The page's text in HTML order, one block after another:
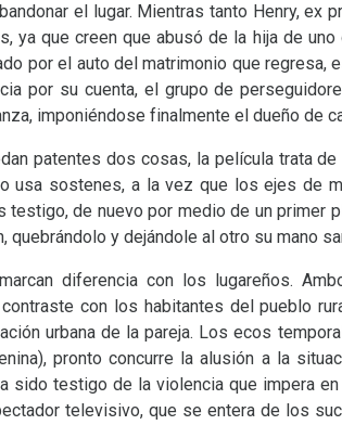
el lugar. Mientras tanto Henry, ex
ya que creen que abusó de la hija de
por el auto del matrimonio que
por su cuenta, el grupo de
imponiéndose finalmente el dueño de
patentes dos cosas, la película trata
usa sostenes, a la vez que los ejes de
testigo, de nuevo por medio de un primer
quebrándolo y dejándole al otro su mano
diferencia con los lugareños.
con los habitantes del pueblo
urbana de la pareja. Los ecos
pronto concurre la alusión a la
sido testigo de la violencia que impera
televisivo, que se entera de los